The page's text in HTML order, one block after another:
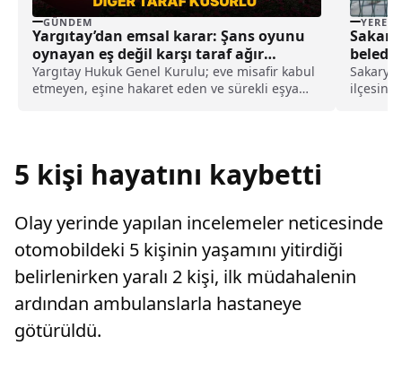
GÜNDEM
Yargıtay’dan emsal karar: Şans oyunu
oynayan eş değil karşı taraf ağır
kusurlu sayıldı
Yargıtay Hukuk Genel Kurulu; eve misafir kabul
etmeyen, eşine hakaret eden ve sürekli eşya
YEREL
Sakarya
5 kişi hayatını kaybetti
Olay yerinde yapılan incelemeler neticesinde
otomobildeki 5 kişinin yaşamını yitirdiği
belirlenirken yaralı 2 kişi, ilk müdahalenin
ardından ambulanslarla hastaneye
götürüldü.